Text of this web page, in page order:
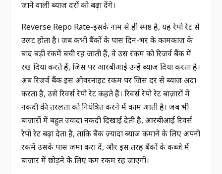
जाने वाली ब्याज दरों को बढ़ा देंगे।
Reverse Repo Rate-इसके नाम से ही स्पष्ट है, यह रेपो रेट से
उलट होता है। जब कभी बैंकों के पास दिन-भर के कामकाज के
बाद बड़ी रकमें बची रह जाती हैं, वे उस रकम को रिजर्व बैंक में
रख दिया करते हैं, जिस पर आरबीआई उन्हें ब्याज दिया करता है।
अब रिजर्व बैंक इस ओवरनाइट रकम पर जिस दर से ब्याज अदा
करता है, उसे रिवर्स रेपो रेट कहते हैं। रिवर्स रेपो रेट बाज़ारों में
नकदी की तरलता को नियंत्रित करने में काम आती है। जब भी
बाज़ारों में बहुत ज्यादा नकदी दिखाई देती है, आरबीआई रिवर्स
रेपो रेट बढ़ा देता है, ताकि बैंक ज़्यादा ब्याज कमाने के लिए अपनी
रकमें उसके पास जमा करा दें, और इस तरह बैंकों के कब्जे में
बाज़ार में छोड़ने के लिए कम रकम रह जाएगी।